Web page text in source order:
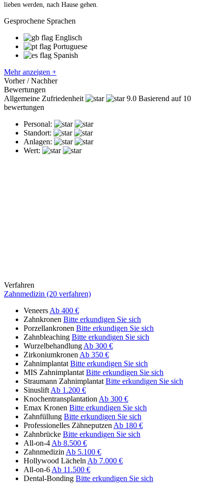
lieben werden, nach Hause gehen.
Gesprochene Sprachen
Englisch
Portuguese
Spanish
Mehr anzeigen +
Vorher / Nachher
Bewertungen
Allgemeine Zufriedenheit
9.0 Basierend auf 10
bewertungen
Personal:
Standort:
Anlagen:
Wert:
Verfahren
Zahnmedizin (20 verfahren)
Veneers Ab 400 €
Zahnkronen Bitte erkundigen Sie sich
Porzellankronen Bitte erkundigen Sie sich
Zahnbleaching Bitte erkundigen Sie sich
Wurzelbehandlung Ab 300 €
Zirkoniumkronen Ab 350 €
Zahnimplantat Bitte erkundigen Sie sich
MIS Zahnimplantat Bitte erkundigen Sie sich
Straumann Zahnimplantat Bitte erkundigen Sie sich
Sinuslift Ab 1.200 €
Knochentransplantation Ab 300 €
Emax Kronen Bitte erkundigen Sie sich
Zahnfüllung Bitte erkundigen Sie sich
Professionelles Zähneputzen Ab 180 €
Zahnbrücke Bitte erkundigen Sie sich
All-on-4 Ab 8.500 €
Zahnmedizin Ab 5.100 €
Hollywood Lächeln Ab 7.000 €
All-on-6 Ab 11.500 €
Dental-Bonding Bitte erkundigen Sie sich